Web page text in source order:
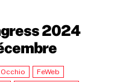
2024
FeWeb